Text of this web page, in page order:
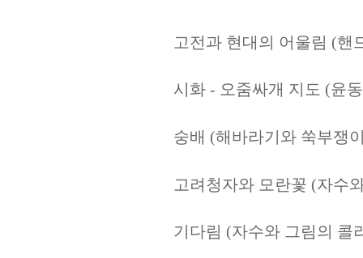
고전과 현대의 어울림 (핸
시화 - 오줌싸개 지도 (윤
숭배 (해바라기와 쑥부쟁
고려청자와 모란꽃 (자수
기다림 (자수와 그림의 콜